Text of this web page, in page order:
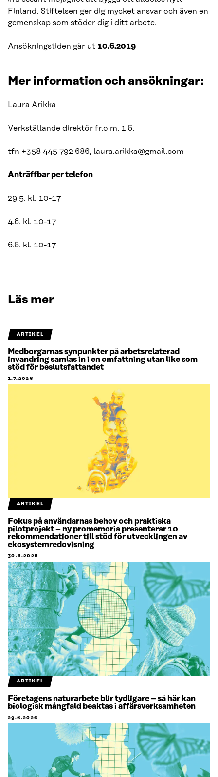
Finland. Stiftelsen ger dig mycket ansvar och även en
gemenskap som stöder dig i ditt arbete.
Ansökningstiden går ut 10.6.2019
Mer information och ansökningar:
Laura Arikka
Verkställande direktör fr.o.m. 1.6.
tfn +358 445 792 686, laura.arikka@gmail.com
Anträffbar per telefon
29.5. kl. 10-17
4.6. kl. 10-17
6.6. kl. 10-17
Läs mer
ARTIKEL
Medborgarnas synpunkter på arbetsrelaterad
invandring samlas in i en omfattning utan like som
stöd för beslutsfattandet
1.7.2026
ARTIKEL
Fokus på användarnas behov och praktiska
pilotprojekt – ny promemoria presenterar 10
rekommendationer till stöd för utvecklingen av
ekosystemredovisning
30.6.2026
ARTIKEL
Företagens naturarbete blir tydligare – så här kan
biologisk mångfald beaktas i affärsverksamheten
29.6.2026